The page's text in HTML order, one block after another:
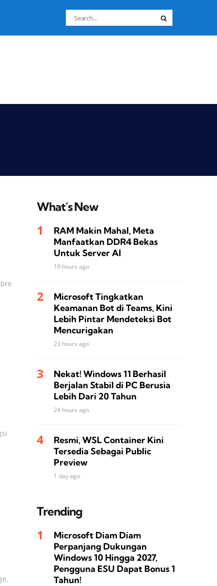
Search
for:
What’s New
RAM Makin Mahal, Meta
Manfaatkan DDR4 Bekas
Untuk Server AI
19 hours ago
Microsoft Tingkatkan
Keamanan Bot di Teams, Kini
Lebih Pintar Mendeteksi Bot
Mencurigakan
23 hours ago
Nekat! Windows 11 Berhasil
Berjalan Stabil di PC Berusia
Lebih Dari 20 Tahun
24 hours ago
Resmi, WSL Container Kini
Tersedia Sebagai Public
Preview
1 day ago
Trending
Microsoft Diam Diam
Perpanjang Dukungan
Windows 10 Hingga 2027,
Pengguna ESU Dapat Bonus 1
Tahun!